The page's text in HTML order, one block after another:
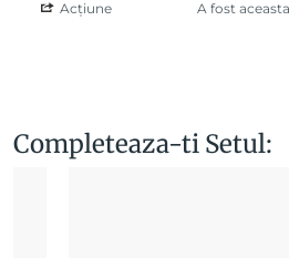
Acțiune A fost
Completeaza-ti Setul: